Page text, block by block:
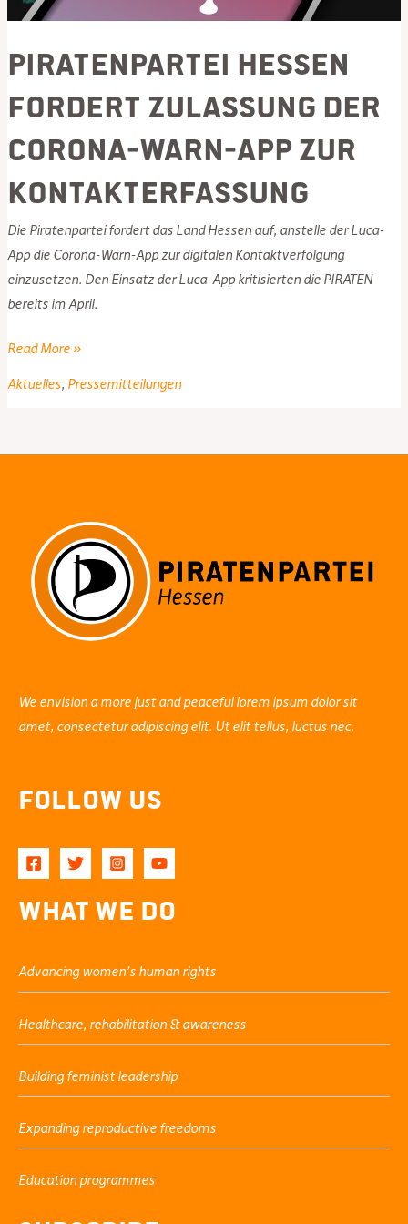
Piratenpartei Hessen
fordert Zulassung der
Corona-Warn-App zur
Kontakterfassung
Die Piratenpartei fordert das Land Hessen auf, anstelle der Luca-
App die Corona-Warn-App zur digitalen Kontaktverfolgung
einzusetzen. Den Einsatz der Luca-App kritisierten die PIRATEN
bereits im April.
Piratenpartei
Kontakterfassung
Read More »
Aktuelles, Pressemitteilungen
We envision a more just and peaceful lorem ipsum dolor sit
amet, consectetur adipiscing elit. Ut elit tellus, luctus nec.
Follow Us
What We Do
Advancing women’s human rights
Healthcare, rehabilitation & awareness
Building feminist leadership
Expanding reproductive freedoms
Education programmes